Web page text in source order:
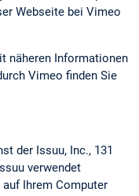
Webseite bei Vimeo
näheren Informationen
Vimeo finden Sie
der Issuu, Inc., 131
verwendet
auf Ihrem Computer